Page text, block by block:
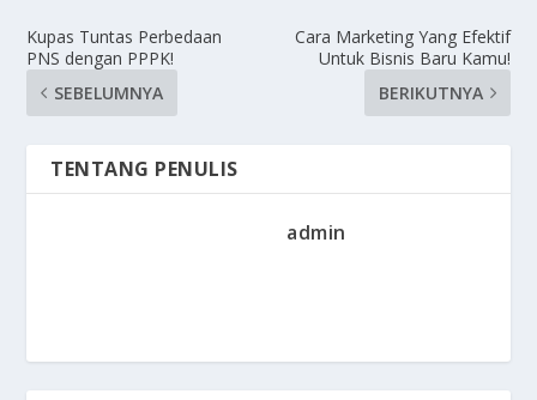
Kupas Tuntas Perbedaan
PNS dengan PPPK!
SEBELUMNYA
Cara Marketing Yang Efektif
Untuk Bisnis Baru Kamu!
BERIKUTNYA
TENTANG PENULIS
admin